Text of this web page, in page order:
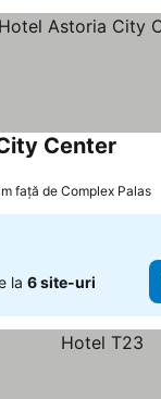
Center
faţă de Complex Palas
la 6 site-uri